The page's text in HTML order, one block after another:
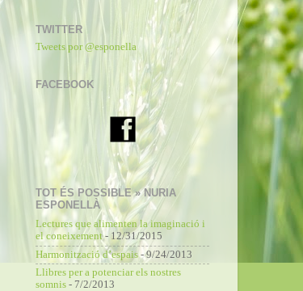
TWITTER
Tweets por @esponella
FACEBOOK
TOT ÉS POSSIBLE » NURIA
ESPONELLÀ
Lectures que alimenten la imaginació i
el coneixement- 12/31/2015
Harmonització d’espais - 9/24/2013
Llibres per a potenciar els nostres
somnis - 7/2/2013